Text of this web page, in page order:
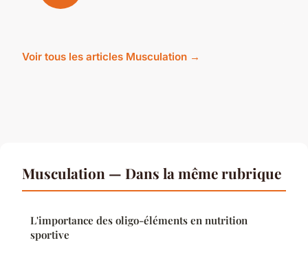
Voir tous les articles Musculation →
Musculation — Dans la même rubrique
L'importance des oligo-éléments en nutrition
sportive